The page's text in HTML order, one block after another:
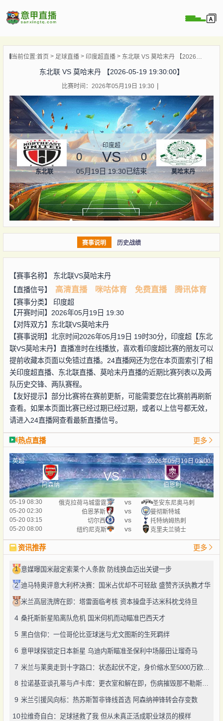
播
像
闻
当前位置:首页 足球直播 印度超直播 东北联 VS 莫哈末丹 【2026-05-19 19:30:00】
东北联 VS 莫哈末丹 【2026-05-19 19:30:00】
比赛时间：2026年05月19日 19:30
东北联
印度超
0 VS 0
05月19日 19:30已结束 莫哈末丹
赛事说明 历史战绩
【赛事名称】 东北联VS莫哈末丹
【直播信号】
高清直播 咪咕体育 免费直播 腾讯体育
【赛事分类】 印度超
【开赛时间】2026年05月19日 19:30
【对阵双方】 东北联VS莫哈末丹
【赛事说明】北京时间2026年05月19日 19时30分，印度超【东北
联VS莫哈末丹】直播准时在线播放，喜欢看印度超比赛的朋友可以
提前收藏本页面以免错过直播。24直播网还为您在本页面索引了相
关印度超直播、东北联直播、莫哈末丹直播的近期比赛列表以及两
队历史交锋、两队赛程。
【友好提示】部分比赛将在赛前更新，可能需要您在比赛前再刷新
查看。如果本页面比赛已经过期已经过期，或者以上信号都无效，
请进入24直播网查看最新直播信号。
热点直播 更多
英超 2026年05月19日 03:00
阿森纳
VS
伯恩利
05-19 08:30 俄克拉荷马城雷霆 vs
圣安东尼奥马刺
05-20 02:30
伯恩茅斯 vs
曼彻斯特城
05-20 03:15
切尔西 vs
托特纳姆热刺
05-20 08:00
纽约尼克斯 vs 克里夫兰骑士
资讯推荐 更多
1 意媒曝国米敲定索莱个人条款 防线换血迈出关键一步
2 迪马特奥评意大利杯决赛：国米占优却不可轻敌 盛赞齐沃执教才华
3 米兰高层洗牌在即：塔雷面临考核 资本操盘手达米科枕戈待旦
4 桑托斯新星陷离队危机 国米伺机而动瞄准巴西天才
5 黑白信仰：一位哥伦比亚球迷与尤文图斯的生死羁绊
6 意甲球探锁定日本新星 乌迪内斯瞄准圣保利中场藤田让瑠奇马
7 米兰与莱奥走到十字路口：状态起伏不定，身价缩水至5000万欧区间
8 拉诺基亚谈孔蒂与卢卡库：更衣室和解在即，伤病摧毁那不勒斯争冠希望
9 米兰引援风向标：热苏斯暂非锋线首选 阿森纳神锋转会存变数
10拉维奇自白：足球拯救了我 但从未真正活成职业球员的模样